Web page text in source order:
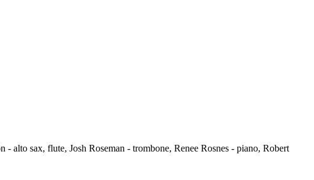
alto sax, flute, Josh Roseman - trombone, Renee Rosnes - piano, Robert